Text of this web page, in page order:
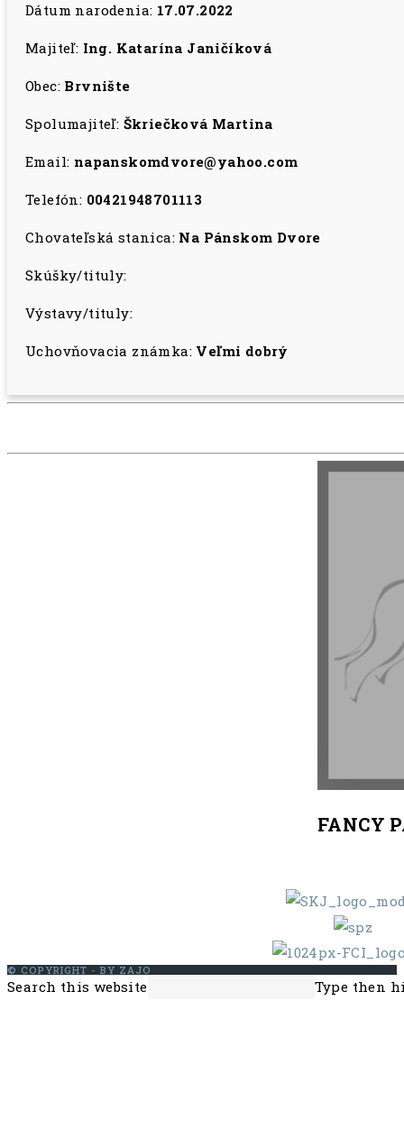
Dátum narodenia: 17.07.2022
Majiteľ: Ing. Katarína Janičíková
Obec: Brvnište
Spolumajiteľ: Škriečková Martina
Email: napanskomdvore@yahoo.com
Telefón: 00421948701113
Chovateľská stanica: Na Pánskom Dvore
Skúšky/tituly:
Výstavy/tituly:
Uchovňovacia známka: Veľmi dobrý
FANCY
© COPYRIGHT - BY ZAJO
Search this website Type then